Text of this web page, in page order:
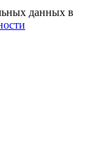
данных в